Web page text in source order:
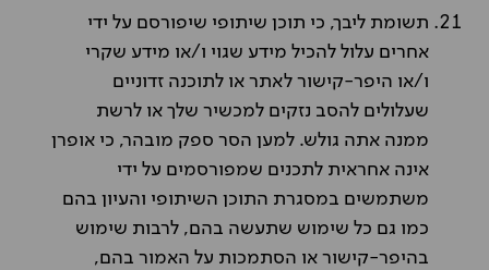
תשומת ליבך, כי תוכן שיתופי שיפורסם על ידי
אחרים עלול להכיל מידע שגוי ו/או מידע שקרי
ו/או היפר-קישור לאתר או לתוכנה זדוניים
שעלולים להסב נזקים למכשיר שלך או לרשת
ממנה אתה גולש. למען הסר ספק מובהר, כי אופרן
אינה אחראית לתכנים שמפורסמים על ידי
משתמשים במסגרת התוכן השיתופי והעיון בהם
כמו גם כל שימוש שתעשה בהם, לרבות שימוש
בהיפר-קישור או הסתמכות על האמור בהם,